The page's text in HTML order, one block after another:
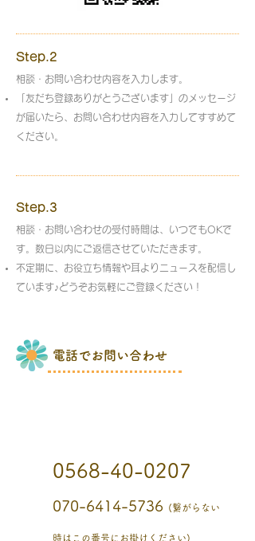
Step.2
相談・お問い合わせ内容を入力します。
「友だち登録ありがとうございます」のメッセージ
が届いたら、お問い合わせ内容を入力してすすめて
ください。
Step.3
相談・お問い合わせの受付時間は、いつでもOKで
す。数日以内にご返信させていただきます。
不定期に、お役立ち情報や耳よりニュースを配信し
ています♪どうぞお気軽にご登録ください！
電話でお問い合わせ
0568-40-0207
070-6414-5736 (繋がらない
時はこの番号にお掛けください)